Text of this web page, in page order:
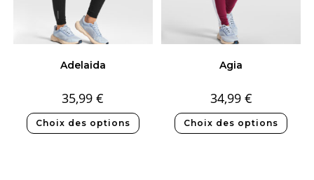
Adelaida
35,99€
Choix des options
Agia
34,99 €
Choix des options